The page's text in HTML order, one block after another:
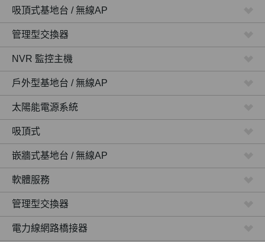
吸頂式基地台 / 無線AP
管理型交換器
NVR 監控主機
戶外型基地台 / 無線AP
太陽能電源系統
吸頂式
嵌牆式基地台 / 無線AP
軟體服務
管理型交換器
電力線網路橋接器